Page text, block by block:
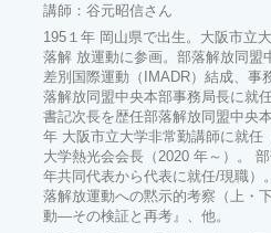
講師：谷元昭信さん
195１年 岡山県で出生。大阪市立
落解 放運動に参画。部落解放同盟
差別国際運動（IMADR）結成、事
落解放同盟中央本部事務局長に就
書記次長を歴任部落解放同盟中央
年 大阪市立大学非常勤講師に就任
大学熱光会会長（2020 年～）。
年共同代表から代表に就任/現職
落解放運動への黙示的考察（上・
動―その検証と再考』、他。